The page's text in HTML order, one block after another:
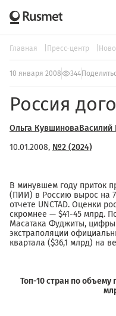
Главная Пресс-центр
10 января 2008 344
Россия
Ольга Кувшинова
10.01.2008, №2 (2024)
В минувшем году приток
(ПИИ) в Россию вырос на
отчете UNCTAD. Оценки
скромнее — $41-45 млрд.
Масатака Фуджиты,
экстраполяции
квартала ($36,1 млрд) на
Топ-10 стран по объему